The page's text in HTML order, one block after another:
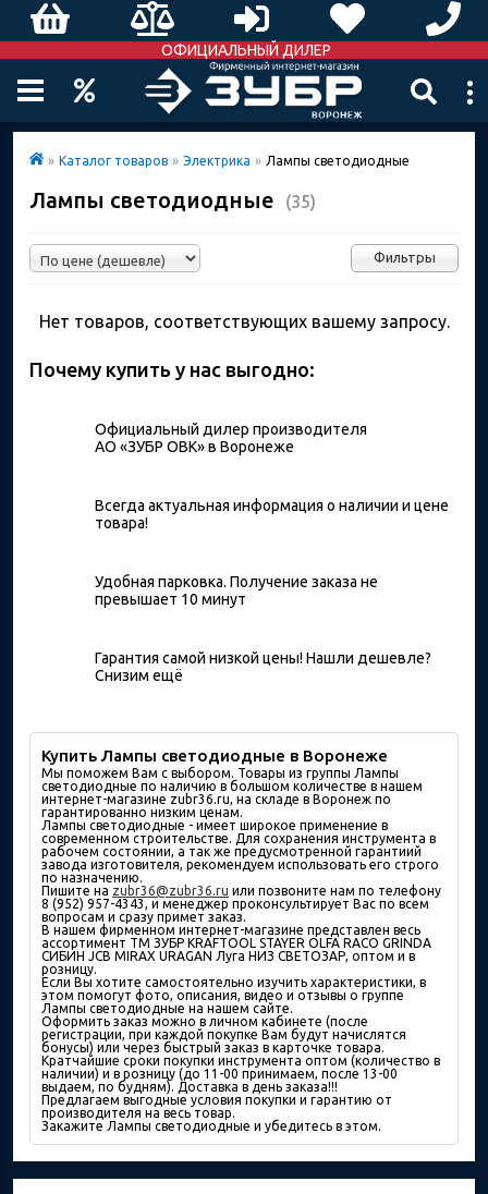
ОФИЦИАЛЬНЫЙ ДИЛЕР
» Каталог товаров » Электрика » Лампы светодиодные
Лампы светодиодные (35)
Фильтры
Нет товаров, соответствующих вашему запросу.
Почему купить у нас выгодно:
Официальный дилер производителя
АО «ЗУБР ОВК» в Воронеже
Всегда актуальная информация о наличии и цене
товара!
Удобная парковка. Получение заказа не
превышает 10 минут
Гарантия самой низкой цены! Нашли дешевле?
Снизим ещё
Купить Лампы светодиодные в Воронеже
Мы поможем Вам с выбором. Товары из группы Лампы
светодиодные по наличию в большом количествe в нашем
интернет-магазине zubr36.ru, на складе в Воронеж по
гарантированно низким ценам.
Лампы светодиодные - имеет широкое применение в
современном строительстве. Для сохранения инструмента в
рабочем состоянии, а так же предусмотренной гарантиий
завода изготовителя, рекомендуем использовать его строго
по назначению.
Пишите на zubr36@zubr36.ru или позвоните нам по телефону
8 (952) 957-4343, и менеджер проконсультирует Вас по всем
вопросам и сразу примет заказ.
В нашем фирменном интернет-магазине представлен весь
ассортимент ТМ ЗУБР KRAFTOOL STAYER OLFA RACO GRINDA
СИБИН JCB MIRAX URAGAN Луга НИЗ СВЕТОЗАР, оптом и в
розницу.
Если Вы хотите самостоятельно изучить характеристики, в
этом помогут фото, описания, видео и отзывы о группе
Лампы светодиодные на нашем сайте.
Оформить заказ можно в личном кабинете (после
регистрации, при каждой покупке Вам будут начислятся
бонусы) или через быстрый заказ в карточке товара.
Кратчайшие сроки покупки инструмента оптом (количество в
наличии) и в розницу (до 11-00 принимаем, после 13-00
выдаем, по будням). Доставка в день заказа!!!
Предлагаем выгодные условия покупки и гарантию от
производителя на весь товар.
Закажите Лампы светодиодные и убедитесь в этом.